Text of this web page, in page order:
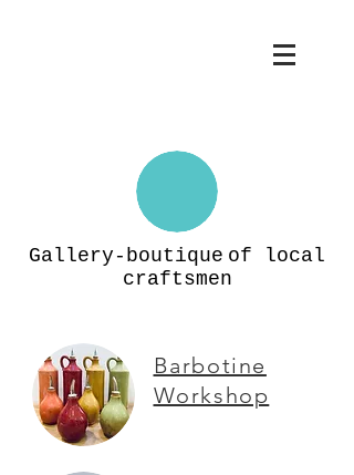
Gallery-boutique of local
craftsmen
Barbotine
Workshop